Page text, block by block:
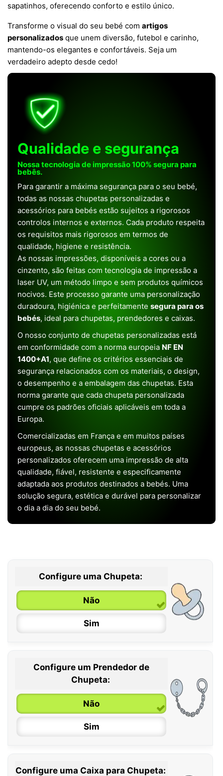
sapatinhos, oferecendo conforto e estilo único.
Transforme o visual do seu bebé com artigos
personalizados que unem diversão, futebol e carinho,
mantendo-os elegantes e confortáveis. Seja um
verdadeiro adepto desde cedo!
Qualidade e segurança
Nossa tecnologia de impressão 100% segura para
bebês.
Para garantir a máxima segurança para o seu bebé,
todas as nossas chupetas personalizadas e
acessórios para bebés estão sujeitos a rigorosos
controlos internos e externos. Cada produto respeita
os requisitos mais rigorosos em termos de
qualidade, higiene e resistência.
As nossas impressões, disponíveis a cores ou a
cinzento, são feitas com tecnologia de impressão a
laser UV, um método limpo e sem produtos químicos
nocivos. Este processo garante uma personalização
duradoura, higiénica e perfeitamente segura para os
bebés, ideal para chupetas, prendedores e caixas.
O nosso conjunto de chupetas personalizadas está
em conformidade com a norma europeia NF EN
1400+A1, que define os critérios essenciais de
segurança relacionados com os materiais, o design,
o desempenho e a embalagem das chupetas. Esta
norma garante que cada chupeta personalizada
cumpre os padrões oficiais aplicáveis em toda a
Europa.
Comercializadas em França e em muitos países
europeus, as nossas chupetas e acessórios
personalizados oferecem uma impressão de alta
qualidade, fiável, resistente e especificamente
adaptada aos produtos destinados a bebés. Uma
solução segura, estética e durável para personalizar
o dia a dia do seu bebé.
Configure uma Chupeta:
Não
Sim
0 / 6 meses
6 / 36 meses
Configure um Prendedor de
Chupeta:
Não
Sim
Configure uma Caixa para Chupeta: